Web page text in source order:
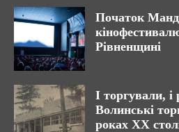
Початок
Рівненщині
І торгували,
Волинські
роках XX